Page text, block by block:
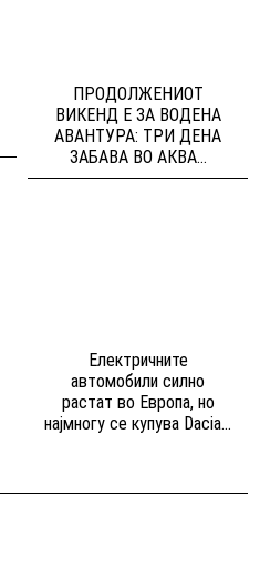
ПРОДОЛЖЕНИОТ
ВИКЕНД Е ЗА ВОДЕНА
АВАНТУРА: ТРИ ДЕНА
ЗАБАВА ВО АКВА...
Електричните
автомобили силно
растат во Европа, но
најмногу се купува Dacia...